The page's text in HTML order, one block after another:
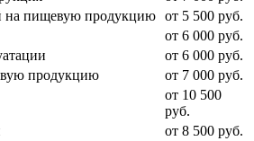
на пищевую продукцию от 5 500 руб.
от 6 000 руб.
от 6 000 руб.
продукцию
от 7 000 руб.
от 10 500
руб.
от 8 500 руб.